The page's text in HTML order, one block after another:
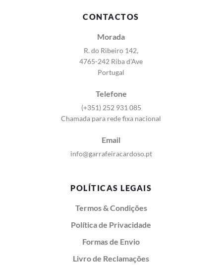
CONTACTOS
Morada
R. do Ribeiro 142,
4765-242 Riba d'Ave
Portugal
Telefone
(+351) 252 931 085
Chamada para rede fixa nacional
Email
info@garrafeiracardoso.pt
POLÍTICAS LEGAIS
Termos & Condições
Política de Privacidade
Formas de Envio
Livro de Reclamações